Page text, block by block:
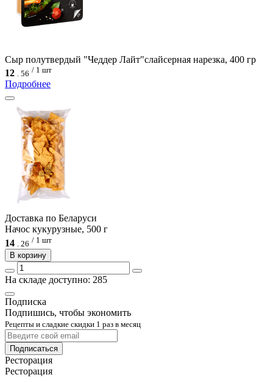
Сыр полутвердый "Чеддер Лайт"слайсерная нарезка, 400 гр
12 . 56 / 1 шт
Подробнее
Доcтавка по Беларуси
Начос кукурузные, 500 г
14
26 / 1 шт
В корзину
На складе доступно: 285
Подписка
Подпишись, чтобы экономить
Рецепты и сладкие скидки 1 раз в месяц
Подписаться
Ресторация
Ресторация